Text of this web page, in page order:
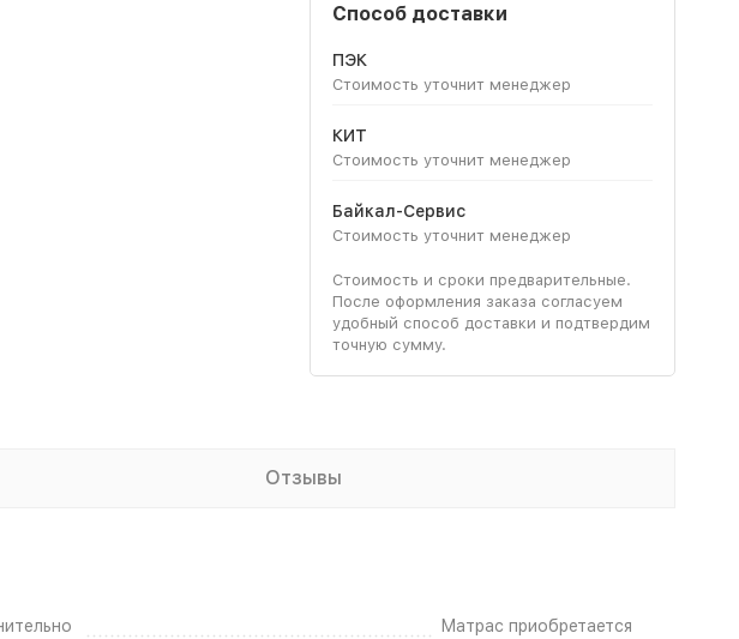
Способ доставки
ПЭК
Стоимость уточнит менеджер
КИТ
Стоимость уточнит менеджер
Байкал-Сервис
Стоимость уточнит менеджер
Стоимость и сроки предварительные.
После оформления заказа согласуем
удобный способ доставки и подтвердим
точную сумму.
Отзывы
Матрас приобретается